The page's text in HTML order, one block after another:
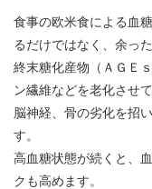
食事の欧米食による血
るだけではなく、余っ
終末糖化産物（ＡＧＥ
ン繊維などを老化させ
脳神経、骨の劣化を招
す。
高血糖状態が続くと、
クも高めます。